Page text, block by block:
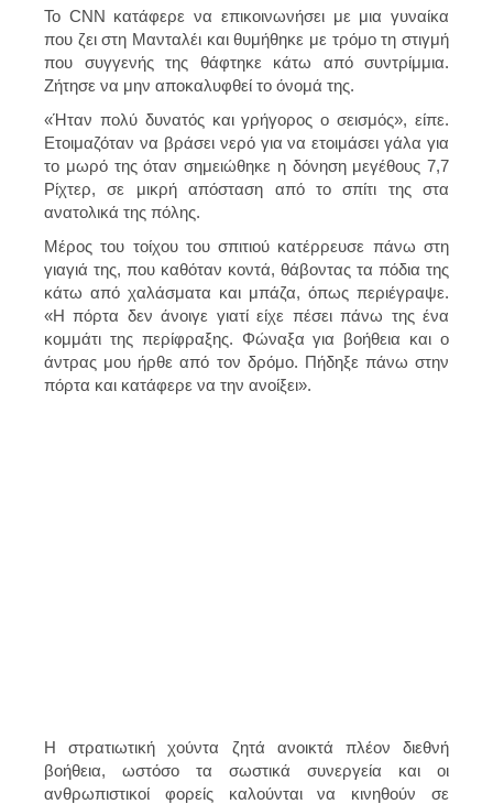
Το CNN κατάφερε να επικοινωνήσει με μια γυναίκα
που ζει στη Μανταλέι και θυμήθηκε με τρόμο τη στιγμή
που συγγενής της θάφτηκε κάτω από συντρίμμια.
Ζήτησε να μην αποκαλυφθεί το όνομά της.
«Ήταν πολύ δυνατός και γρήγορος ο σεισμός», είπε.
Ετοιμαζόταν να βράσει νερό για να ετοιμάσει γάλα για
το μωρό της όταν σημειώθηκε η δόνηση μεγέθους 7,7
Ρίχτερ, σε μικρή απόσταση από το σπίτι της στα
ανατολικά της πόλης.
Μέρος του τοίχου του σπιτιού κατέρρευσε πάνω στη
γιαγιά της, που καθόταν κοντά, θάβοντας τα πόδια της
κάτω από χαλάσματα και μπάζα, όπως περιέγραψε.
«Η πόρτα δεν άνοιγε γιατί είχε πέσει πάνω της ένα
κομμάτι της περίφραξης. Φώναξα για βοήθεια και ο
άντρας μου ήρθε από τον δρόμο. Πήδηξε πάνω στην
πόρτα και κατάφερε να την ανοίξει».
Η στρατιωτική χούντα ζητά ανοικτά πλέον διεθνή
βοήθεια, ωστόσο τα σωστικά συνεργεία και οι
ανθρωπιστικοί φορείς καλούνται να κινηθούν σε